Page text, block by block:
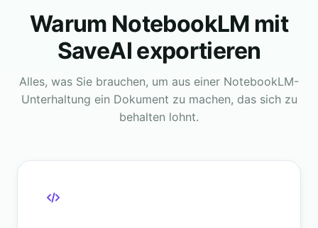
Warum NotebookLM mit
SaveAI exportieren
Alles, was Sie brauchen, um aus einer NotebookLM-
Unterhaltung ein Dokument zu machen, das sich zu
behalten lohnt.